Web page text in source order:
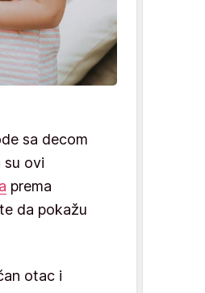
sa decom
su ovi
prema
da pokažu
otac i